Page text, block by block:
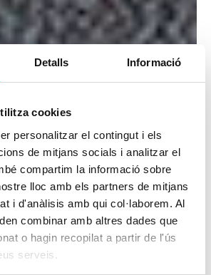
Detalls Informació
cookies
personalitzar el contingut i els
de mitjans socials i analitzar el
compartim la informació sobre
lloc amb els partners de mitjans
i d'anàlisis amb qui col·laborem. Al
combinar amb altres dades que
o hagin recopilat a partir de l'ús
serveis.